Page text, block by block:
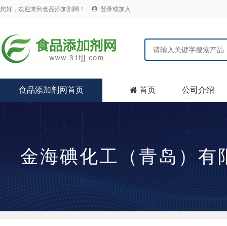
您好，欢迎来到食品添加剂网！  登录或加入
食品添加剂网首页  首页 公司介绍
金海碘化工（青岛）有